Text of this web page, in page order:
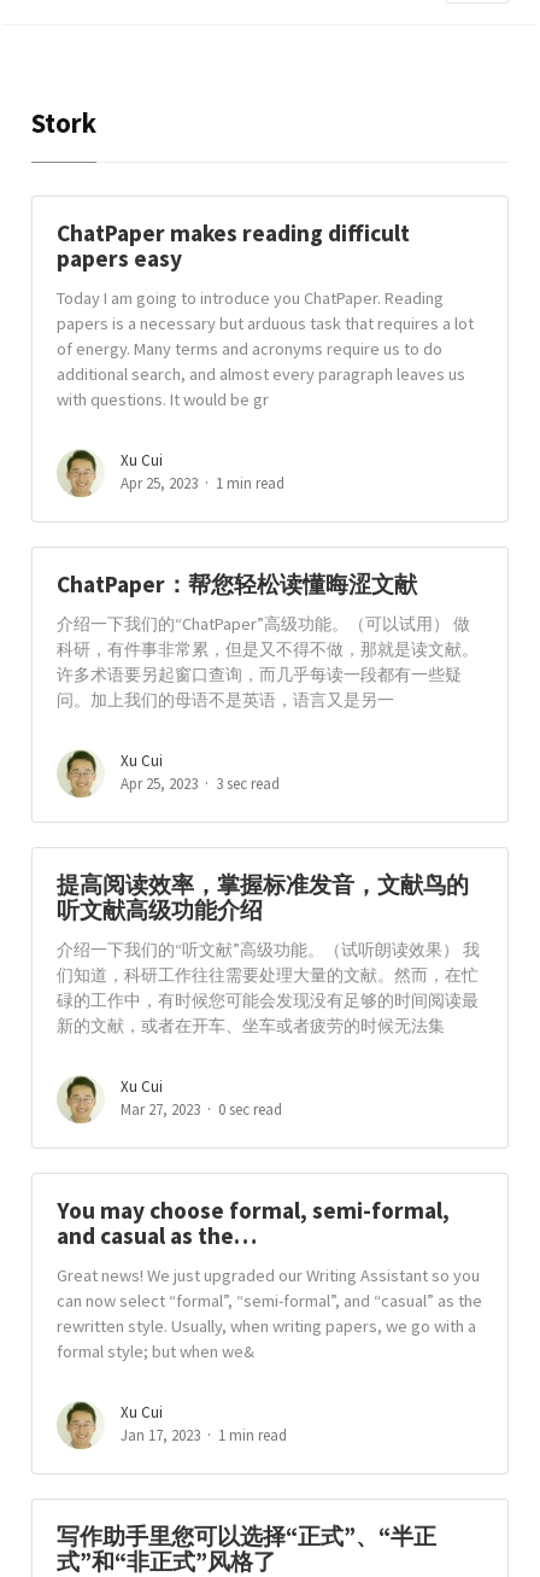
Stork
ChatPaper makes reading difficult
papers easy
Today I am going to introduce you ChatPaper. Reading
papers is a necessary but arduous task that requires a lot
of energy. Many terms and acronyms require us to do
additional search, and almost every paragraph leaves us
with questions. It would be gr
Xu Cui
Apr 25, 2023
1 min read
ChatPaper：帮您轻松读懂晦涩文献
介绍一下我们的“ChatPaper”高级功能。（可以试用） 做
科研，有件事非常累，但是又不得不做，那就是读文献。
许多术语要另起窗口查询，而几乎每读一段都有一些疑
问。加上我们的母语不是英语，语言又是另一
Xu Cui
Apr 25, 2023
3 sec read
提高阅读效率，掌握标准发音，文献鸟的
听文献高级功能介绍
介绍一下我们的“听文献”高级功能。（试听朗读效果） 我
们知道，科研工作往往需要处理大量的文献。然而，在忙
碌的工作中，有时候您可能会发现没有足够的时间阅读最
新的文献，或者在开车、坐车或者疲劳的时候无法集
Xu Cui
Mar 27, 2023
0 sec read
You may choose formal, semi-formal,
and casual as the…
Great news! We just upgraded our Writing Assistant so you
can now select “formal”, “semi-formal”, and “casual” as the
rewritten style. Usually, when writing papers, we go with a
formal style; but when we&
Xu Cui
Jan 17, 2023
1 min read
写作助手里您可以选择“正式”、“半正
式”和“非正式”风格了